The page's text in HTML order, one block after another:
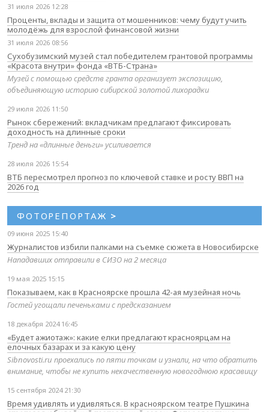
31 июля 2026 12:28
Проценты, вклады и защита от мошенников: чему будут учить
молодёжь для взрослой финансовой жизни
31 июля 2026 08:56
Сухобузимский музей стал победителем грантовой программы
«Красота внутри» фонда «ВТБ-Страна»
Музей с помощью средств гранта организует экспозицию,
объединяющую историю сибирской золотой лихорадки
29 июля 2026 11:50
Рынок сбережений: вкладчикам предлагают фиксировать
доходность на длинные сроки
Тренд на «длинные деньги» усиливается
28 июля 2026 15:54
ВТБ пересмотрел прогноз по ключевой ставке и росту ВВП на
2026 год
ФОТОРЕПОРТАЖ >
09 июня 2025 15:40
Журналистов избили палками на съемке сюжета в Новосибирске
Нападавших отправили в СИЗО на 2 месяца
19 мая 2025 15:15
Показываем, как в Красноярске прошла 42-ая музейная ночь
Гостей угощали печеньками с предсказанием
18 декабря 2024 16:45
«Будет ажиотаж»: какие елки предлагают красноярцам на
елочных базарах и за какую цену
Sibnovosti.ru проехались по пяти точкам и узнали, на что обратить
внимание, чтобы не купить некачественную новогоднюю красавицу
15 сентября 2024 21:30
Время удивлять и удивляться. В красноярском театре Пушкина